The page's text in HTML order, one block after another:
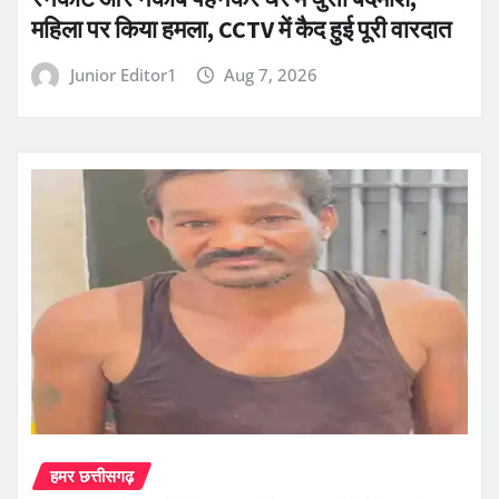
महिला पर किया हमला, CCTV में कैद हुई पूरी वारदात
Junior Editor1 Aug 7, 2026
हमर छत्तीसगढ़